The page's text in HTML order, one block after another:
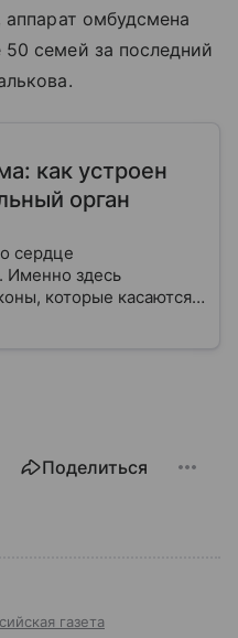
аппарат омбудсмена
семей за последний
как устроен
орган
сердце
Именно здесь
которые касаются
образования и
Поделиться
газета